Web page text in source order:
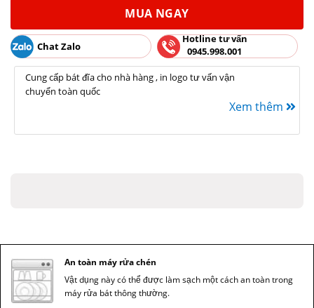
MUA NGAY
Chat Zalo
Hotline tư vấn
0945.998.001
Cung cấp bát đĩa cho nhà hàng , in logo tư vấn vận
chuyển toàn quốc
Xem thêm
An toàn máy rửa chén
Vật dụng này có thể được làm sạch một cách an toàn trong
máy rửa bát thông thường.